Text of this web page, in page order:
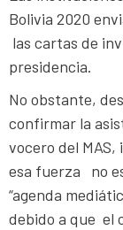
Bolivia 2020
las cartas de
presidencia.
No obstante,
confirmar la
vocero del
esa fuerza no
“agenda
debido a que el